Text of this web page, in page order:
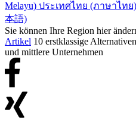
Melayu) ประเทศไทย (ภาษาไทย)
本語)
Sie können Ihre Region hier
Artikel 10 erstklassige
und mittlere Unternehmen